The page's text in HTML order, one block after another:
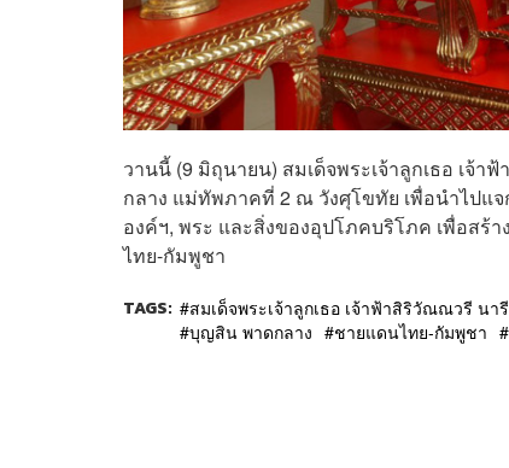
วานนี้ (9 มิถุนายน) สมเด็จพระเจ้าลูกเธอ เ
กลาง แม่ทัพภาคที่ 2 ณ วังศุโขทัย เพื่อนำไปแ
องค์ฯ, พระ และสิ่งของอุปโภคบริโภค เพื่อส
ไทย-กัมพูชา
TAGS: สมเด็จพระเจ้าลูกเธอ เจ้าฟ้าสิริวัณณวรี น
บุญสิน พาดกลาง
ชายแดนไทย-กัมพูชา